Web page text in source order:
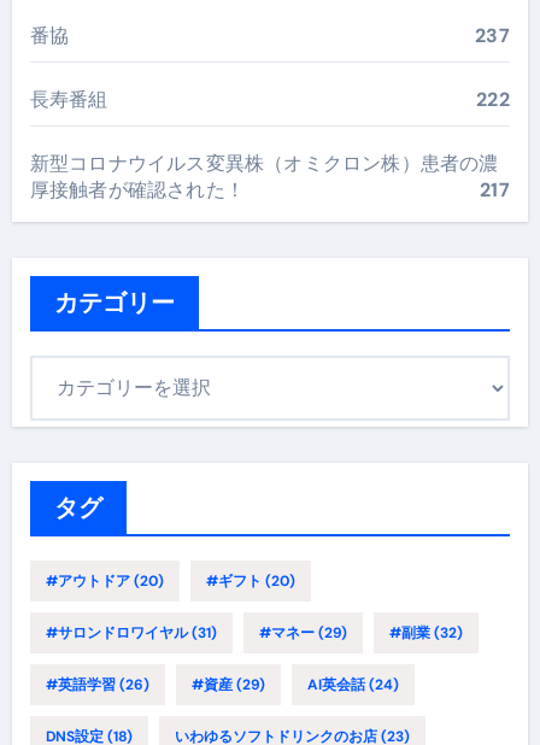
番協 237
長寿番組 222
新型コロナウイルス変異株（オミクロン株）患者の濃
厚接触者が確認された！
217
カテゴリー
タグ
#アウトドア(20) #ギフト (20)
#サロンドロワイヤル(31) #マネー(29) #副業(32)
#英語学習(26) #資産(29) AI英会話(24)
DNS設定(18) いわゆるソフトドリンクのお店(23)